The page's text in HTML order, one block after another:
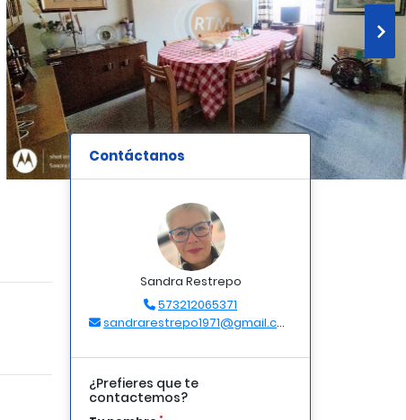
Contáctanos
Sandra Restrepo
573212065371
sandrarestrepo1971@gmail.com
¿Prefieres que te
contactemos?